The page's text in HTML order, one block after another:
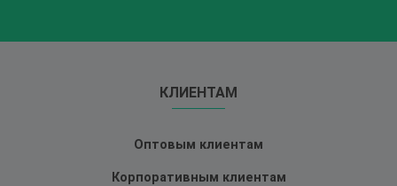
КЛИЕНТАМ
Оптовым клиентам
Корпоративным клиентам